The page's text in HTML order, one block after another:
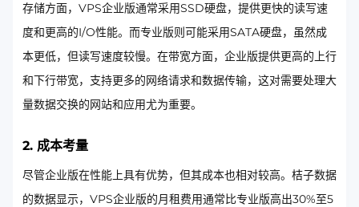
存储方面，VPS企业版通常采用SSD硬盘，提供更快的读写速
度和更高的I/O性能。而专业版则可能采用SATA硬盘，虽然成
本更低，但读写速度较慢。在带宽方面，企业版提供更高的上行
和下行带宽，支持更多的网络请求和数据传输，这对需要处理大
量数据交换的网站和应用尤为重要。
2. 成本考量
尽管企业版在性能上具有优势，但其成本也相对较高。桔子数据
的数据显示，VPS企业版的月租费用通常比专业版高出30%至5